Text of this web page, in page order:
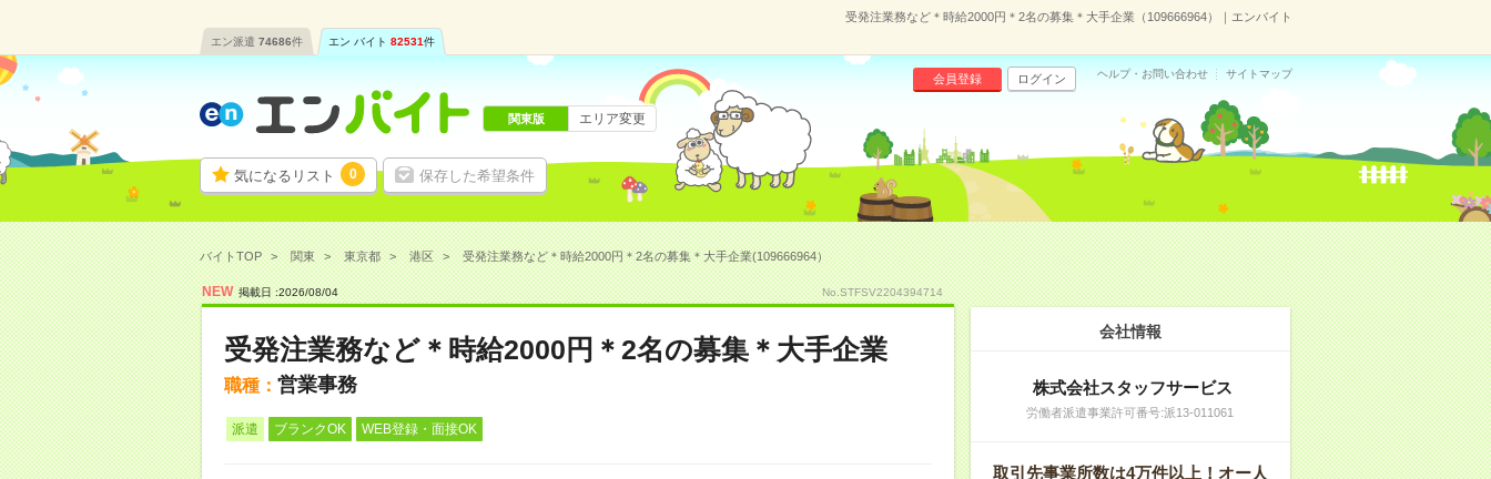
受発注業務など＊時給2000円＊2名の募集＊大手企業（109666964）｜エンバイト
エン派遣 74686件 エン バイト 82531件
気になるリスト 0 保存した希望条件
会員登録 ログイン ヘルプ・お問い合わせ サイトマップ
関東版 エリア変更
バイトTOP 関東 東京都 港区 受発注業務など＊時給2000円＊2名の募集＊大手企業(109666964）
NEW 掲載日 :2026/08/04 No.STFSV2204394714
受発注業務など＊時給2000円＊2名の募集＊大手企業
職種： 営業事務
派遣 ブランクOK WEB登録・面接OK
会社情報
株式会社スタッフサービス
労働者派遣事業許可番号:派13-011061
取引先事業所数は4万件以上！オー人